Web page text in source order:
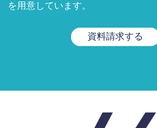
を用意しています。
資料請求する